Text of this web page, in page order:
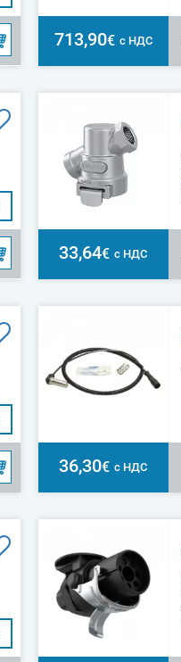
713,90€ с НДС
33,64€ с НДС
36,30€ с НДС